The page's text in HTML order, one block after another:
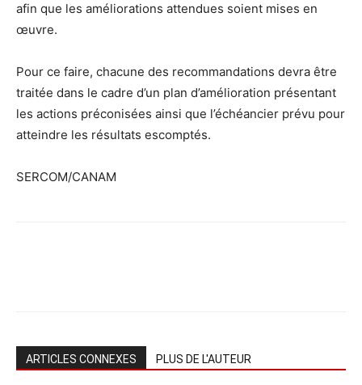
afin que les améliorations attendues soient mises en
œuvre.
Pour ce faire, chacune des recommandations devra être
traitée dans le cadre d’un plan d’amélioration présentant
les actions préconisées ainsi que l’échéancier prévu pour
atteindre les résultats escomptés.
SERCOM/CANAM
ARTICLES CONNEXES PLUS DE L'AUTEUR